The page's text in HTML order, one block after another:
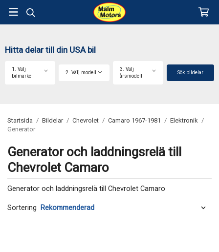
Hitta delar till din USA bil
1. Välj
bilmärke
2. Välj modell
3. Välj
årsmodell
Sök bildelar
Startsida / Bildelar / Chevrolet / Camaro 1967-1981 / Elektronik /
Generator
Generator och laddningsrelä till
Chevrolet Camaro
Generator och laddningsrelä till Chevrolet Camaro
Sortering